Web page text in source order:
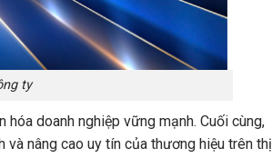
ty
doanh nghiệp vững mạnh. Cuối cùng,
và nâng cao uy tín của thương hiệu trên thị